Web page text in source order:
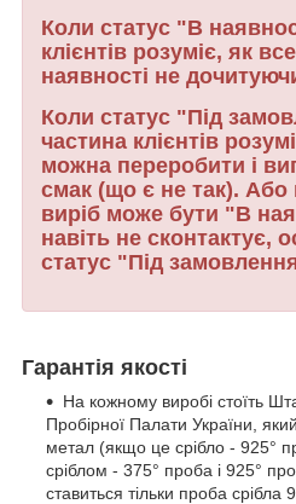
Коли статус "В
клієнтів розуміє, як
наявності не
Коли статус "Під
частина клієнтів
можна переробити і
смак (що є не так). Або
виріб може бути "В
навіть не сконтактує,
статус "Під
Гарантія якості
На кожному виробі стоїть
Пробірної Палати України,
метал (якщо це срібло - 925°
сріблом - 375° проба і 925°
ставиться тільки проба срібла